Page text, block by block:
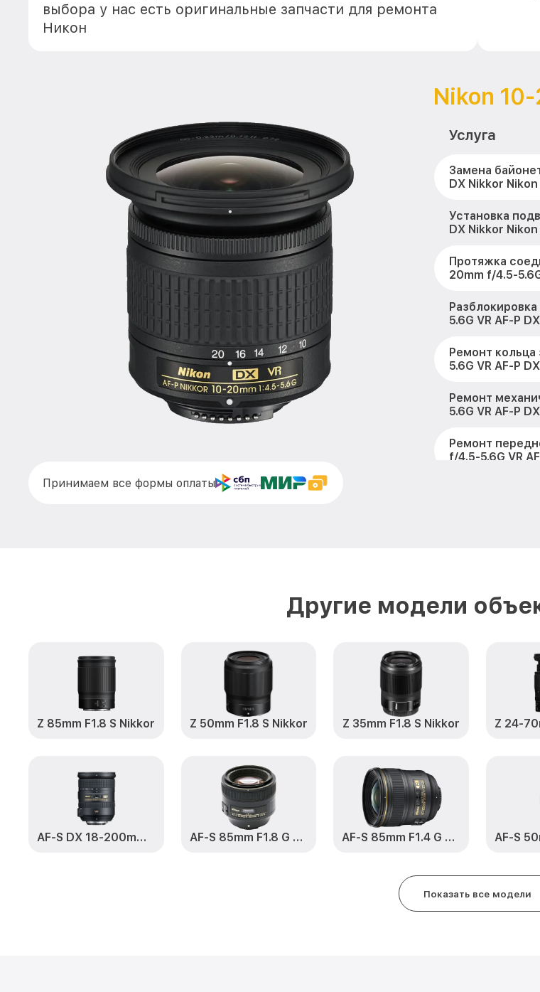
выбора у нас есть оригинальные запчасти для ремонта
Никон
Nikon
Услуга
Замена
DX Nikkor Nikon
Установка
DX Nikkor Nikon
Протяжка
20mm f/4.5-
5.6G VR AF-P
Ремонт
5.6G VR AF-P
Ремонт
5.6G VR AF-P
Ремонт
f/4.5-5.6G VR
20mm f/4.5-
Ремонт узла
Замена
VR AF-P DX
AF-P DX Nikkor
Замена
Замена
Nikkor Nikon
Принимаем все формы оплаты
Другие модели
Z 85mm F1.8 S Nikkor Z 50mm F1.8 S Nikkor Z 35mm F1.8 S Nikkor
AF-S DX 18-200mm F3.5-5.6 G VR II ED Zoom-Nikkor AF-S 85mm F1.8 G Nikkor AF-S 85mm F1.4 G Nikkor
Показать все модели